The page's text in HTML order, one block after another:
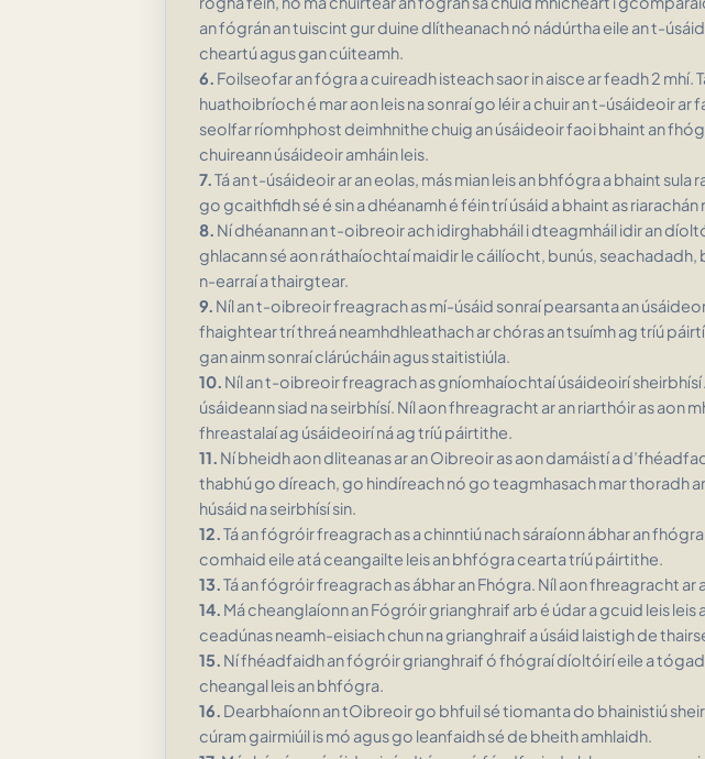
an fógrán an tuiscint gur duine dlítheanach nó nádúrtha eile an t-
cheartú agus gan cúiteamh.
6. Foilseofar an fógra a cuireadh isteach saor in aisce ar feadh 2 mhí.
huathoibríoch é mar aon leis na sonraí go léir a chuir an t-úsáideoir ar
seolfar ríomhphost deimhnithe chuig an úsáideoir faoi bhaint an
chuireann úsáideoir amháin leis.
7.Tá an t-úsáideoir ar an eolas, más mian leis an bhfógra a bhaint
go gcaithfidh sé é sin a dhéanamh é féin trí úsáid a bhaint as
8. Ní dhéanann an t-oibreoir ach idirghabháil i dteagmháil idir an
ghlacann sé aon ráthaíochtaí maidir le cáilíocht, bunús,
n-earraí a thairgtear.
9. Níl an t-oibreoir freagrach as mí-úsáid sonraí pearsanta an
fhaightear trí threá neamhdhleathach ar chóras an tsuímh ag tríú
gan ainm sonraí clárúcháin agus staitistiúla.
10. Níl an t-oibreoir freagrach as gníomhaíochtaí úsáideoirí sheirbhísí
úsáideann siad na seirbhísí. Níl aon fhreagracht ar an riarthóir as aon
fhreastalaí ag úsáideoirí ná ag tríú páirtithe.
11. Ní bheidh aon dliteanas ar an Oibreoir as aon damáistí a
thabhú go díreach, go hindíreach nó go teagmhasach mar thoradh ar
húsáid na seirbhísí sin.
12.Tá an fógróir freagrach as a chinntiú nach sáraíonn ábhar an
comhaid eile atá ceangailte leis an bhfógra cearta tríú páirtithe.
13.Tá an fógróir freagrach as ábhar an Fhógra. Níl aon fhreagracht ar
14. Má cheanglaíonn an Fógróir grianghraif arb é údar a gcuid leis
ceadúnas neamh-eisiach chun na grianghraif a úsáid laistigh de
15. Ní fhéadfaidh an fógróir grianghraif ó fhógraí díoltóirí eile a
cheangal leis an bhfógra.
16. Dearbhaíonn an tOibreoir go bhfuil sé tiomanta do bhainistiú
cúram gairmiúil is mó agus go leanfaidh sé de bheith amhlaidh.